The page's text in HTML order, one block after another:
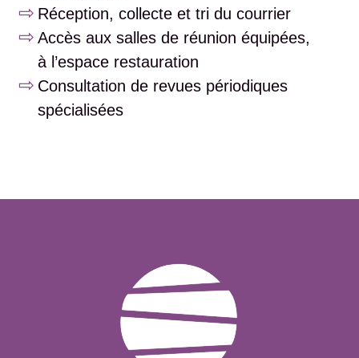
Réception, collecte et tri du courrier
Accès aux salles de réunion équipées,
à l’espace restauration
Consultation de revues périodiques
spécialisées